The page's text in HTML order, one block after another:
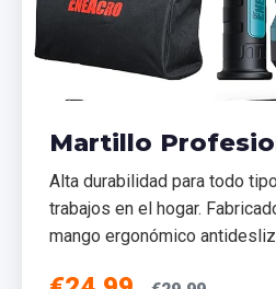
Martillo
Alta durabilidad para todo
trabajos en el hogar.
mango ergonómico